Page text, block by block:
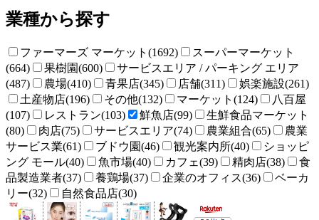
業種から探す
ファーマーズ マーケット(1692)
スーパーマーケット
(664)
果樹園(600)
サービスエリア / パーキング エリア
(487)
農場(410) 青果店(345) 店舗(311)
娯楽施設(261)
土産物店(196)
その他(132) マーケット(124)
八百屋
(107)
レストラン(103) 鮮魚店(99)
生鮮食品マーケット
(80)
肉店(75) サービスエリア(74) 農業組合(65)
農業
サービス業(61)
ブドウ園(46) 観光案内所(40)
ショッピ
ング モール(40)
魚市場(40) カフェ(39) 精肉店(38)
食
品製造業者(37)
養鶏場(37) 企業のオフィス(36)
ベーカ
リー(32)
自然食品店(30)